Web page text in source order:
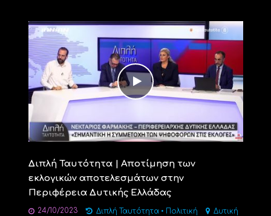
Διπλή Ταυτότητα | Αποτίμηση των
εκλογικών αποτελεσμάτων στην
Περιφέρεια Δυτικής Ελλάδας
24/10/2023 Διπλή Ταυτότητα • Πολιτική
Δυτική